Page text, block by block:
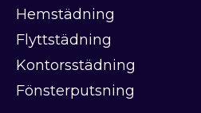
Hemstädning
Flyttstädning
Kontorsstädning
Fönsterputsning